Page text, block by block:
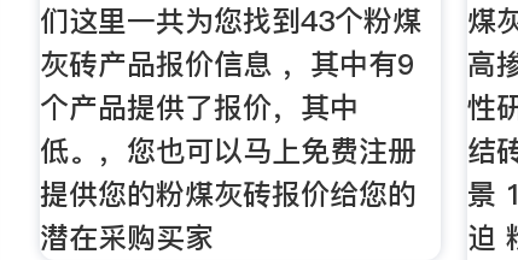
们这里一共为您找到43个粉煤
灰砖产品报价信息 ，其中有9
个产品提供了报价，其中
低。，您也可以马上免费注册
提供您的粉煤灰砖报价给您的
潜在采购买家
煤
高
性
结
景
迫